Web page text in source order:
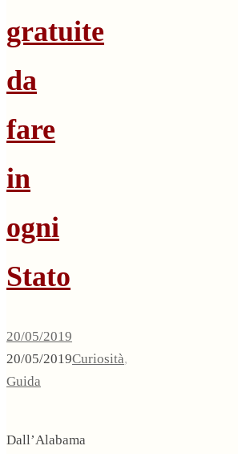
gratuite
da
fare
in
ogni
Stato
20/05/2019
20/05/2019Curiosità,
Guida
Dall’Alabama